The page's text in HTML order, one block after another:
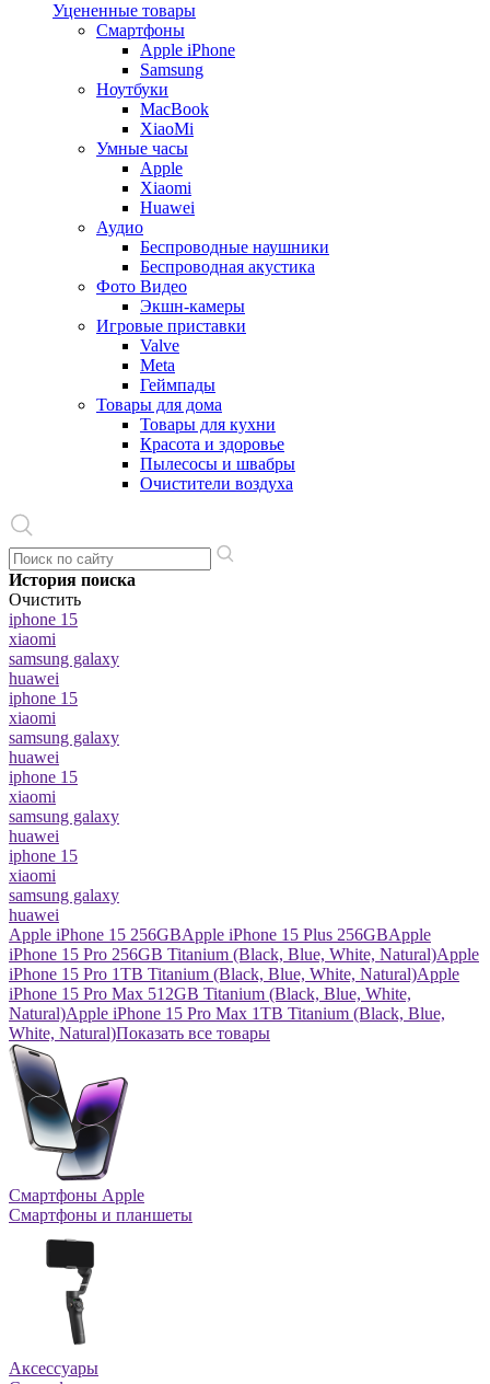
Уцененные товары
Cмартфоны
Apple iPhone
Samsung
Ноутбуки
MacBook
XiaoMi
Умные часы
Apple
Xiaomi
Huawei
Аудио
Беспроводные наушники
Беспроводная акустика
Фото Видео
Экшн-камеры
Игровые приставки
Valve
Meta
Геймпады
Товары для дома
Товары для кухни
Красота и здоровье
Пылесосы и швабры
Очистители воздуха
История поиска
Очистить
iphone 15
xiaomi
samsung galaxy
huawei
iphone 15
xiaomi
samsung galaxy
huawei
iphone 15
xiaomi
samsung galaxy
huawei
iphone 15
xiaomi
samsung galaxy
huawei
Apple iPhone 15 256GBApple iPhone 15 Plus 256GBApple
iPhone 15 Pro 256GB Titanium (Black, Blue, White, Natural)Apple
iPhone 15 Pro 1TB Titanium (Black, Blue, White, Natural)Apple
iPhone 15 Pro Max 512GB Titanium (Black, Blue, White,
Natural)Apple iPhone 15 Pro Max 1TB Titanium (Black, Blue,
White, Natural)Показать все товары
Смартфоны Apple
Смартфоны и планшеты
Аксессуары